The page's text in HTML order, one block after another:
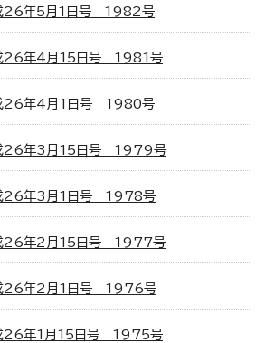
26年5月1日号 1982号
26年4月15日号 1981号
26年4月1日号 1980号
26年3月15日号 1979号
26年3月1日号 1978号
26年2月15日号 1977号
26年2月1日号 1976号
26年1月15日号 1975号